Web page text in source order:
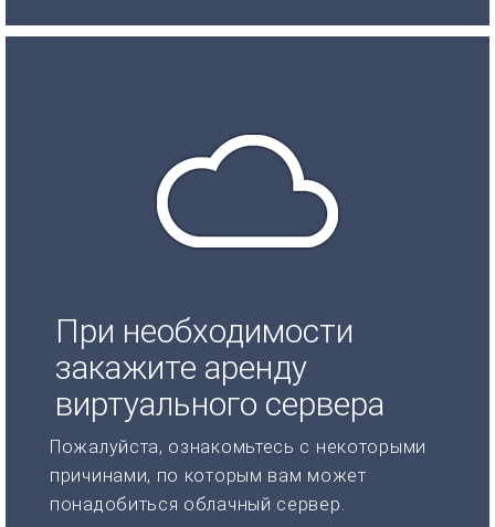
При необходимости
закажите аренду
виртуального сервера
Пожалуйста, ознакомьтесь с некоторыми
причинами, по которым вам может
понадобиться облачный сервер.